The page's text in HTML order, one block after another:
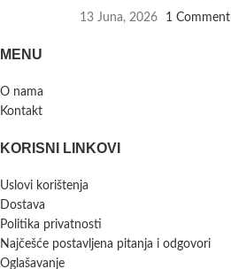
13 Juna, 2026 1 Comment
MENU
O nama
Kontakt
KORISNI LINKOVI
Uslovi korištenja
Dostava
Politika privatnosti
Najčešće postavljena pitanja i odgovori
Oglašavanje